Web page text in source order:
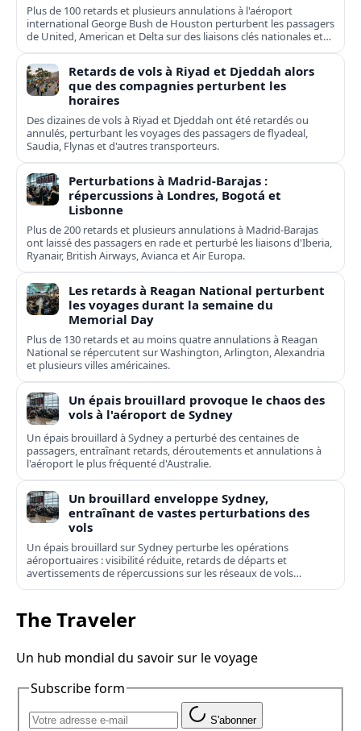
Plus de 100 retards et plusieurs annulations à l'aéroport
international George Bush de Houston perturbent les passagers
de United, American et Delta sur des liaisons clés nationales et
transatlantiques.
Retards de vols à Riyad et Djeddah alors
que des compagnies perturbent les
horaires
Des dizaines de vols à Riyad et Djeddah ont été retardés ou
annulés, perturbant les voyages des passagers de flyadeal,
Saudia, Flynas et d'autres transporteurs.
Perturbations à Madrid-Barajas :
répercussions à Londres, Bogotá et
Lisbonne
Plus de 200 retards et plusieurs annulations à Madrid-Barajas
ont laissé des passagers en rade et perturbé les liaisons d'Iberia,
Ryanair, British Airways, Avianca et Air Europa.
Les retards à Reagan National perturbent
les voyages durant la semaine du
Memorial Day
Plus de 130 retards et au moins quatre annulations à Reagan
National se répercutent sur Washington, Arlington, Alexandria
et plusieurs villes américaines.
Un épais brouillard provoque le chaos des
vols à l'aéroport de Sydney
Un épais brouillard à Sydney a perturbé des centaines de
passagers, entraînant retards, déroutements et annulations à
l'aéroport le plus fréquenté d'Australie.
Un brouillard enveloppe Sydney,
entraînant de vastes perturbations des
vols
Un épais brouillard sur Sydney perturbe les opérations
aéroportuaires : visibilité réduite, retards de départs et
avertissements de répercussions sur les réseaux de vols
domestiques et internationaux.
The Traveler
Un hub mondial du savoir sur le voyage
Subscribe form
S'abonner